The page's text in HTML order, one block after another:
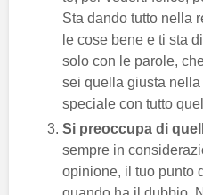
Sta dando tutto nella
le cose bene e ti sta
solo con le parole,
sei quella giusta
speciale con tutto
Si preoccupa di
sempre in
opinione, il tuo punto